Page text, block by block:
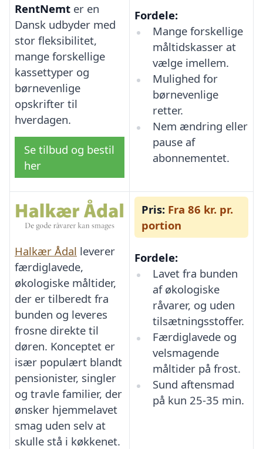
RentNemt er en
Dansk udbyder med
stor fleksibilitet,
mange forskellige
kassettyper og
børnevenlige
opskrifter til
hverdagen.
Se tilbud og bestil
her
Fordele:
Mange forskellige
måltidskasser at
vælge imellem.
Mulighed for
børnevenlige
retter.
Nem ændring eller
pause af
abonnementet.
Halkær Ådal leverer
færdiglavede,
økologiske måltider,
der er tilberedt fra
bunden og leveres
frosne direkte til
døren. Konceptet er
især populært blandt
pensionister, singler
og travle familier, der
ønsker hjemmelavet
smag uden selv at
skulle stå i køkkenet.
Pris: Fra 86 kr. pr.
portion
Fordele:
Lavet fra bunden
af økologiske
råvarer, og uden
tilsætningsstoffer.
Færdiglavede og
velsmagende
måltider på frost.
Sund aftensmad
på kun 25-35 min.